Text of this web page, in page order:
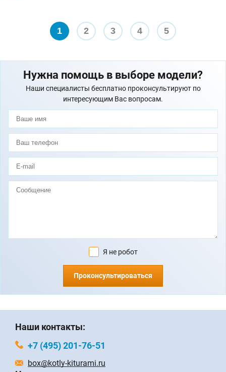
1 2 3 4 5
Нужна помощь в выборе модели?
Наши специалисты бесплатно проконсультируют по
интересующим Вас вопросам.
Я не робот
Проконсультироваться
Наши контакты:
+7 (495) 201-76-51
box@kotly-kiturami.ru